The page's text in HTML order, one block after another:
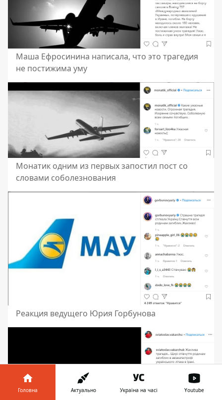
Маша Ефросинина написала, что это трагедия
не постижима уму
Монатик одним из первых запостил пост со
словами соболезнования
Реакция ведущего Юрия Горбунова
Головна Актуально Україна на часі Youtube